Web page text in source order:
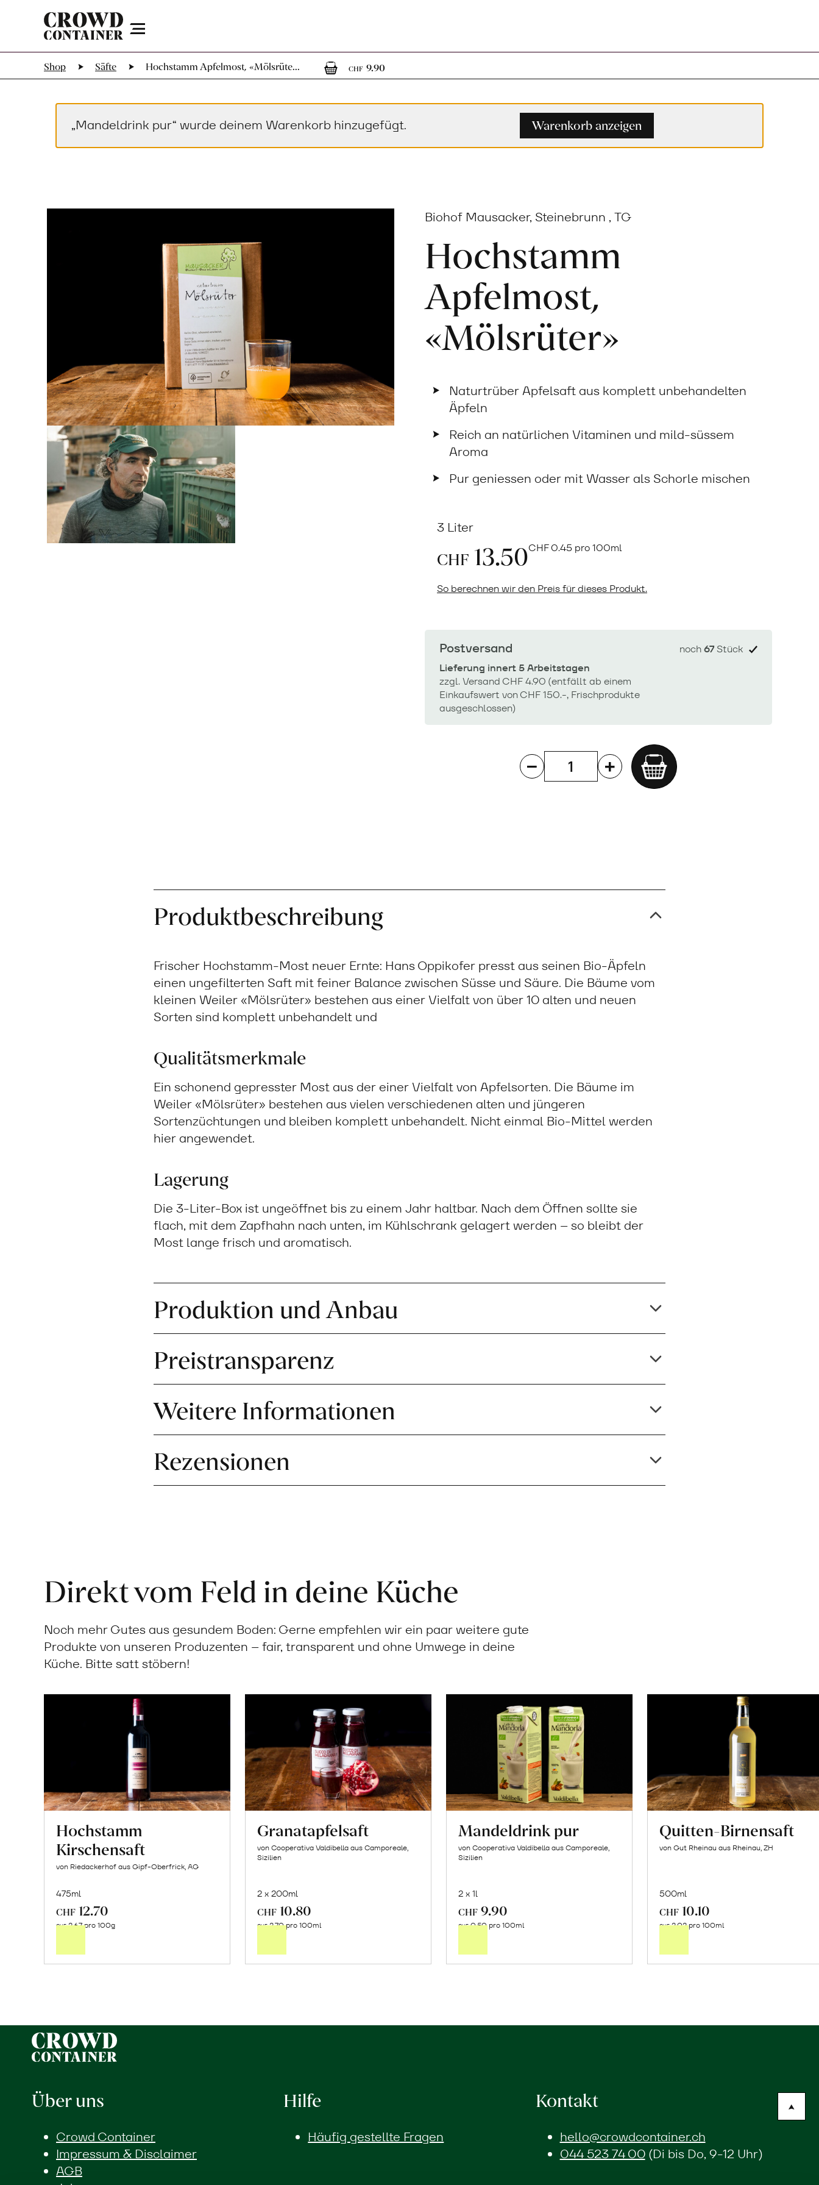
Menu
Shop Säfte Hochstamm Apfelmost, «Mölsrüte...
CHF 9.901 Artikel im Warenkorb
„Mandeldrink pur“ wurde deinem Warenkorb hinzugefügt. Warenkorb anzeigen
Biohof Mausacker, Steinebrunn , TG
Hochstamm
Apfelmost,
«Mölsrüter»
Naturtrüber Apfelsaft aus komplett unbehandelten
Äpfeln
Reich an natürlichen Vitaminen und mild-süssem
Aroma
Pur geniessen oder mit Wasser als Schorle mischen
3 Liter
CHF 13.50CHF0.45 pro 100ml
So berechnen wir den Preis für dieses Produkt.
Postversand
Lieferung innert 5 Arbeitstagen
zzgl. Versand CHF 4.90 (entfällt ab einem
Einkaufswert von CHF 150.-, Frischprodukte
ausgeschlossen)
noch67Stück
Add
Produktbeschreibung
Frischer Hochstamm-Most neuer Ernte: Hans Oppikofer presst aus seinen Bio-Äpfeln
einen ungefilterten Saft mit feiner Balance zwischen Süsse und Säure. Die Bäume vom
kleinen Weiler «Mölsrüter» bestehen aus einer Vielfalt von über 10 alten und neuen
Sorten sind komplett unbehandelt und
Qualitätsmerkmale
Ein schonend gepresster Most aus der einer Vielfalt von Apfelsorten. Die Bäume im
Weiler «Mölsrüter» bestehen aus vielen verschiedenen alten und jüngeren
Sortenzüchtungen und bleiben komplett unbehandelt. Nicht einmal Bio-Mittel werden
hier angewendet.
Lagerung
Die 3-Liter-Box ist ungeöffnet bis zu einem Jahr haltbar. Nach dem Öffnen sollte sie
flach, mit dem Zapfhahn nach unten, im Kühlschrank gelagert werden – so bleibt der
Most lange frisch und aromatisch.
Produktion und Anbau
Preistransparenz
Weitere Informationen
Rezensionen
Direkt vom Feld in deine Küche
Noch mehr Gutes aus gesundem Boden: Gerne empfehlen wir ein paar weitere gute
Produkte von unseren Produzenten – fair, transparent und ohne Umwege in deine
Küche. Bitte satt stöbern!
Hochstamm
Kirschensaft
von Riedackerhof aus Gipf-Oberfrick, AG
475ml
CHF 12.70
CHF2.67 pro 100g
Granatapfelsaft
von Cooperativa Valdibella aus Camporeale,
Sizilien
2 x 200ml
CHF 10.80
CHF2.70 pro 100ml
Mandeldrink pur
von Cooperativa Valdibella aus Camporeale,
Sizilien
2 x 1l
CHF 9.90
CHF0.50 pro 100ml
Quitten-Birnensaft
von Gut Rheinau aus Rheinau, ZH
500ml
CHF 10.10
CHF2.02 pro 100ml
Über uns
Crowd Container
Impressum & Disclaimer
AGB
Hilfe
Häufig gestellte Fragen
Kontakt
hello@crowdcontainer.ch
044 523 74 00(Di bis Do, 9-12 Uhr)